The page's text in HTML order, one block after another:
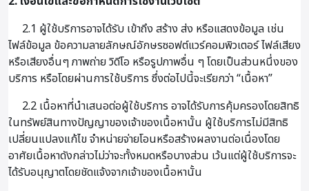
2.1 ผู้ใช้บริการอาจได้รับ เข้าถึง สร้าง ส่ง หรือแสดงข้อมูล เช่น
ไฟล์ข้อมูล ข้อความลายลักษณ์อักษรซอฟต์แวร์คอมพิวเตอร์ ไฟล์เสียง
หรือเสียงอื่นๆ ภาพถ่าย วิดีโอ หรือรูปภาพอื่น ๆ โดยเป็นส่วนหนึ่งของ
บริการ หรือโดยผ่านการใช้บริการ ซึ่งต่อไปนี้จะเรียกว่า “เนื้อหา”
2.2 เนื้อหาที่นำเสนอต่อผู้ใช้บริการ อาจได้รับการคุ้มครองโดยสิทธิ
ในทรัพย์สินทางปัญญาของเจ้าของเนื้อหานั้น ผู้ใช้บริการไม่มีสิทธิ
เปลี่ยนแปลงแก้ไข จำหน่ายจ่ายโอนหรือสร้างผลงานต่อเนื่องโดย
อาศัยเนื้อหาดังกล่าวไม่ว่าจะทั้งหมดหรือบางส่วน เว้นแต่ผู้ใช้บริการจะ
ได้รับอนุญาตโดยชัดแจ้งจากเจ้าของเนื้อหานั้น